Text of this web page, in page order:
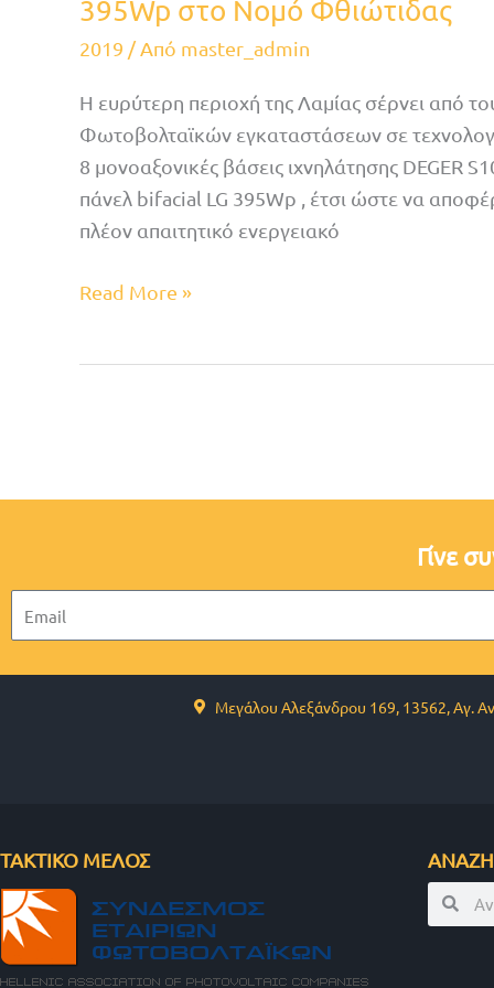
395Wp στο Νομό Φθιώτιδας
2019 / Από master_admin
Η ευρύτερη περιοχή της Λαμίας σέρνει από
Φωτοβολταϊκών εγκαταστάσεων σε
8 μονοαξονικές βάσεις ιχνηλάτησης DEGER
πάνελ bifacial LG 395Wp , έτσι ώστε να
πλέον απαιτητικό ενεργειακό
Read More »
Γίνε
Μεγάλου Αλεξάνδρου 169, 13562, Αγ.
ΤΑΚΤΙΚΟ ΜΕΛΟΣ
Search